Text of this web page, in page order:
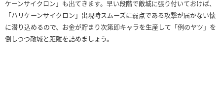
ケーンサイクロン」も出てきます。早い段階で敵城に張り付いておけば、
「ハリケーンサイクロン」出現時スムーズに弱点である攻撃が届かない懐
に潜り込めるので、お金が貯まり次第即キャラを生産して「例のヤツ」を
倒しつつ敵城と距離を詰めましょう。